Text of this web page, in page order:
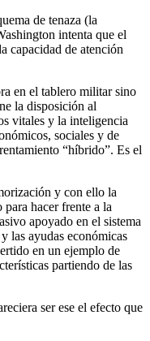
de tenaza (la
intenta que el
capacidad de atención
en el tablero militar sino
la disposición al
vitales y la inteligencia
sociales y de
“híbrido”. Es el
y con ello la
para hacer frente a la
apoyado en el sistema
las ayudas económicas
en un ejemplo de
partiendo de las
ser ese el efecto que